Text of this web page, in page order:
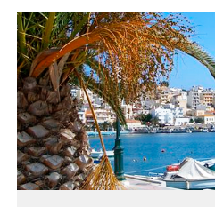
Salidas Diarias
Ruta: 2 noches (ampliables) en Creta
Régimen: A elección del cliente
Hoteles: Elegir entre 3* , 4* y 5*